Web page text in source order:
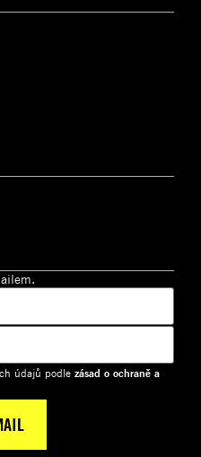
údajů podle zásad o ochraně a